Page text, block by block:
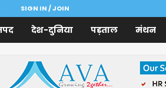
SIGN IN / JOIN
देश-दुनिया पड़ताल मंथन